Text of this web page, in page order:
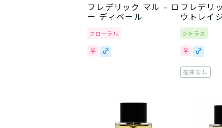
フレデリック マル – ロ
ー ディベール
フローラル
フレデリ
ウトレイ
シトラス
在庫なし